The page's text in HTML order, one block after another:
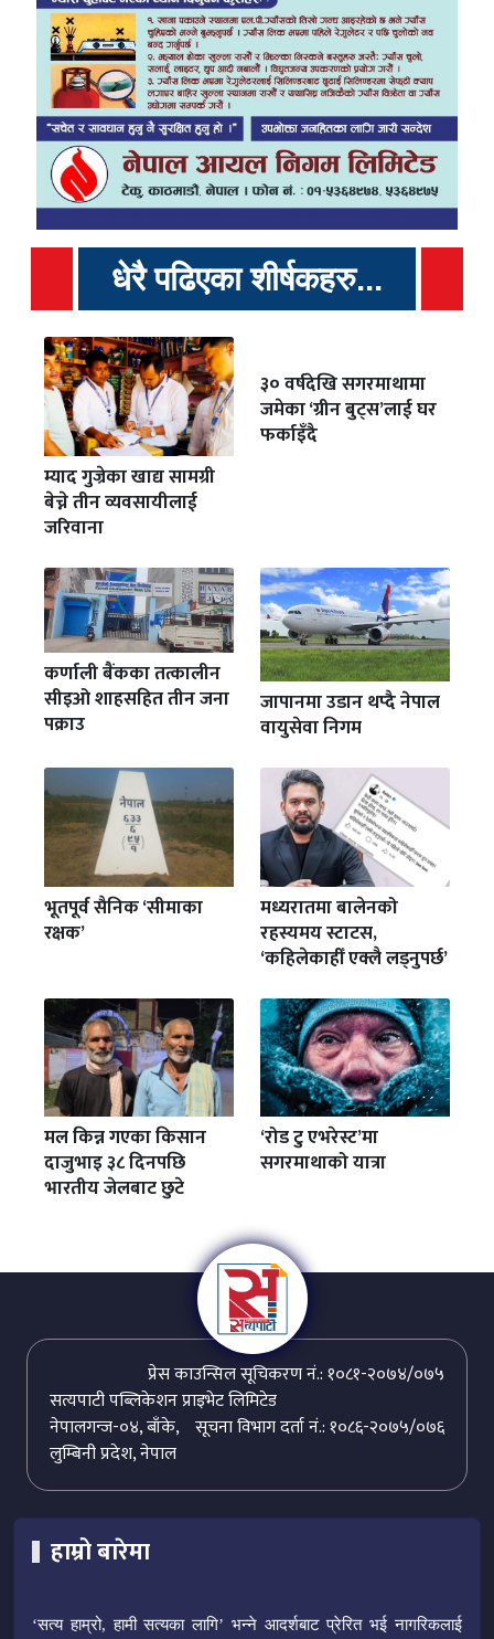
धेरै पढिएका शीर्षकहरु...
म्याद गुज्रेका खाद्य सामग्री
बेच्ने तीन व्यवसायीलाई
जरिवाना
३० वर्षदेखि सगरमाथामा
जमेका ‘ग्रीन बुट्स’लाई घर
फर्काइँदै
कर्णाली बैंकका तत्कालीन
सीइओ शाहसहित तीन जना
पक्राउ
जापानमा उडान थप्दै नेपाल
वायुसेवा निगम
भूतपूर्व सैनिक ‘सीमाका
रक्षक’
मध्यरातमा बालेनको
रहस्यमय स्टाटस,
‘कहिलेकाहीँ एक्लै लड्नुपर्छ’
मल किन्न गएका किसान
दाजुभाइ ३८ दिनपछि
भारतीय जेलबाट छुटे
‘रोड टु एभरेस्ट’मा
सगरमाथाको यात्रा
प्रेस काउन्सिल सूचिकरण नं.: १०८१-२०७४/०७५
सत्यपाटी पब्लिकेशन प्राइभेट लिमिटेड
सूचना विभाग दर्ता नं.: १०८६-२०७५/०७६
नेपालगन्ज-०४, बाँके,
लुम्बिनी प्रदेश, नेपाल
हाम्रो बारेमा
‘सत्य हाम्रो, हामी सत्यका लागि’ भन्ने आदर्शबाट प्रेरित भई नागरिकलाई